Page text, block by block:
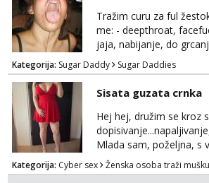
Tražim curu za ful
me: - deepthroat,
jaja, nabijanje, do
ograničavanja... - fisting
gaping, DAP/TAP,
možeš nešto od toga i
Nagrada po želji (od
tome sto možeš)
Kategorija: Sugar Daddy Sugar Daddies
Sisata guzata crnka
Hej hej, družim se kroz
Mlada sam, poželjna, s
guzom. 😉 Kontakt:
Google chat/Gmail
Kategorija: Cyber sex Ženska osoba traži